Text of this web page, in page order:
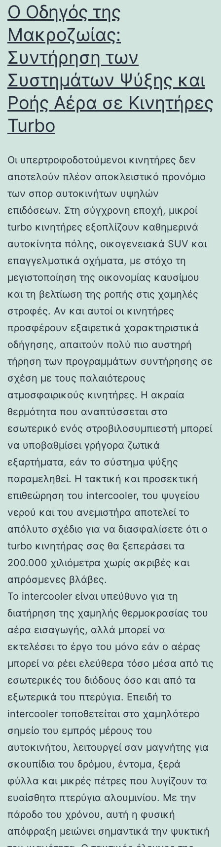
Ο Οδηγός της
Μακροζωίας:
Συντήρηση των
Συστημάτων Ψύξης και
Ροής Αέρα σε Κινητήρες
Turbo
Οι υπερτροφοδοτούμενοι κινητήρες δεν
αποτελούν πλέον αποκλειστικό προνόμιο
των σπορ αυτοκινήτων υψηλών
επιδόσεων. Στη σύγχρονη εποχή, μικροί
turbo κινητήρες εξοπλίζουν καθημερινά
αυτοκίνητα πόλης, οικογενειακά SUV και
επαγγελματικά οχήματα, με στόχο τη
μεγιστοποίηση της οικονομίας καυσίμου
και τη βελτίωση της ροπής στις χαμηλές
στροφές. Αν και αυτοί οι κινητήρες
προσφέρουν εξαιρετικά χαρακτηριστικά
οδήγησης, απαιτούν πολύ πιο αυστηρή
τήρηση των προγραμμάτων συντήρησης σε
σχέση με τους παλαιότερους
ατμοσφαιρικούς κινητήρες. Η ακραία
θερμότητα που αναπτύσσεται στο
εσωτερικό ενός στροβιλοσυμπιεστή μπορεί
να υποβαθμίσει γρήγορα ζωτικά
εξαρτήματα, εάν το σύστημα ψύξης
παραμεληθεί. Η τακτική και προσεκτική
επιθεώρηση του intercooler, του ψυγείου
νερού και του ανεμιστήρα αποτελεί το
απόλυτο σχέδιο για να διασφαλίσετε ότι ο
turbo κινητήρας σας θα ξεπεράσει τα
200.000 χιλιόμετρα χωρίς ακριβές και
απρόσμενες βλάβες.
Το intercooler είναι υπεύθυνο για τη
διατήρηση της χαμηλής θερμοκρασίας του
αέρα εισαγωγής, αλλά μπορεί να
εκτελέσει το έργο του μόνο εάν ο αέρας
μπορεί να ρέει ελεύθερα τόσο μέσα από τις
εσωτερικές του διόδους όσο και από τα
εξωτερικά του πτερύγια. Επειδή το
intercooler τοποθετείται στο χαμηλότερο
σημείο του εμπρός μέρους του
αυτοκινήτου, λειτουργεί σαν μαγνήτης για
σκουπίδια του δρόμου, έντομα, ξερά
φύλλα και μικρές πέτρες που λυγίζουν τα
ευαίσθητα πτερύγια αλουμινίου. Με την
πάροδο του χρόνου, αυτή η φυσική
απόφραξη μειώνει σημαντικά την ψυκτική